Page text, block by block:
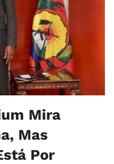
Mira
Mas
Por